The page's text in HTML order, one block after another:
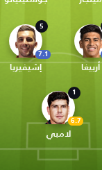
5
7.1
إشيفيريا أرييغا
1
6.7
لامبي